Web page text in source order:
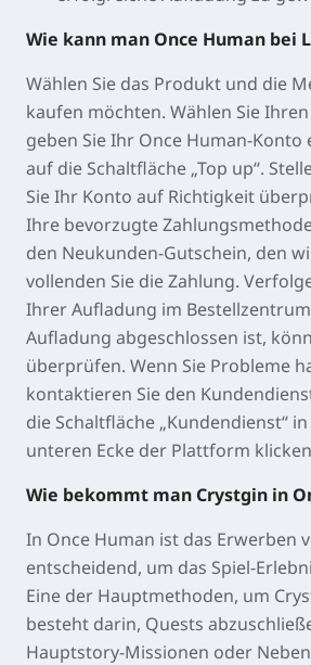
Wie kann man Once Human bei
Wählen Sie das Produkt und die
kaufen möchten. Wählen Sie
geben Sie Ihr Once Human-Konto
auf die Schaltfläche „Top up“.
Sie Ihr Konto auf Richtigkeit
Ihre bevorzugte
den Neukunden-Gutschein, den
vollenden Sie die Zahlung.
Ihrer Aufladung im
Aufladung abgeschlossen ist,
überprüfen. Wenn Sie Probleme
kontaktieren Sie den
die Schaltfläche „Kundendienst“
unteren Ecke der Plattform
Wie bekommt man Crystgin in
In Once Human ist das Erwerben
entscheidend, um das Spiel-
Eine der Hauptmethoden, um
besteht darin, Quests
Hauptstory-Missionen oder